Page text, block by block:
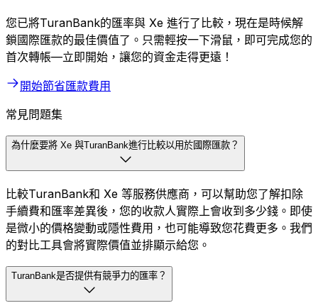
您已將TuranBank的匯率與 Xe 進行了比較，現在是時候解
鎖國際匯款的最佳價值了。只需輕按一下滑鼠，即可完成您的
首次轉帳—立即開始，讓您的資金走得更遠！
開始節省匯款費用
常見問題集
為什麼要將 Xe 與TuranBank進行比較以用於國際匯款？
比較TuranBank和 Xe 等服務供應商，可以幫助您了解扣除
手續費和匯率差異後，您的收款人實際上會收到多少錢。即使
是微小的價格變動或隱性費用，也可能導致您花費更多。我們
的對比工具會將實際價值並排顯示給您。
TuranBank是否提供有競爭力的匯率？